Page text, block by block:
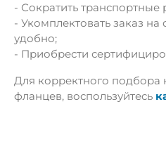
- Сократить транспортные
- Укомплектовать заказ
удобно;
- Приобрести
Для корректного подбора
фланцев, воспользуйтесь